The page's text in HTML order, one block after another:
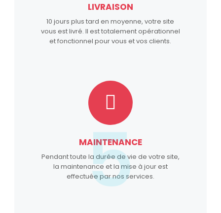
LIVRAISON
10 jours plus tard en moyenne, votre site
vous est livré. Il est totalement opérationnel
et fonctionnel pour vous et vos clients.
MAINTENANCE
Pendant toute la durée de vie de votre site,
la maintenance et la mise à jour est
effectuée par nos services.
5